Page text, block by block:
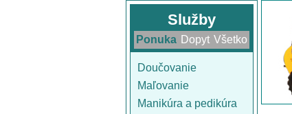
Služby
Ponuka Dopyt Všetko
Doučovanie
Maľovanie
Manikúra a pedikúra